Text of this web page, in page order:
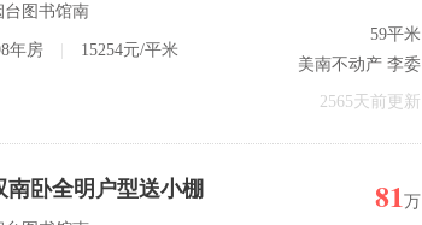
台图书馆南
年房 15254元/平米
59平米
美南不动产 李委
2565天前更新
南卧全明户型送小棚 81万